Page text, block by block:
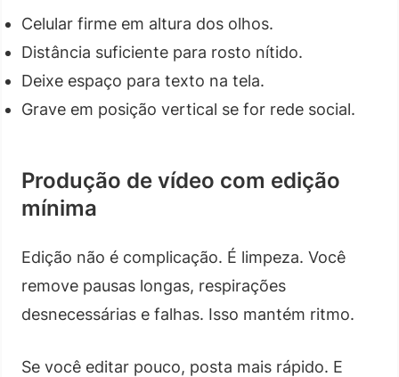
Celular firme em altura dos olhos.
Distância suficiente para rosto nítido.
Deixe espaço para texto na tela.
Grave em posição vertical se for rede social.
Produção de vídeo com edição
mínima
Edição não é complicação. É limpeza. Você
remove pausas longas, respirações
desnecessárias e falhas. Isso mantém ritmo.
Se você editar pouco, posta mais rápido. E